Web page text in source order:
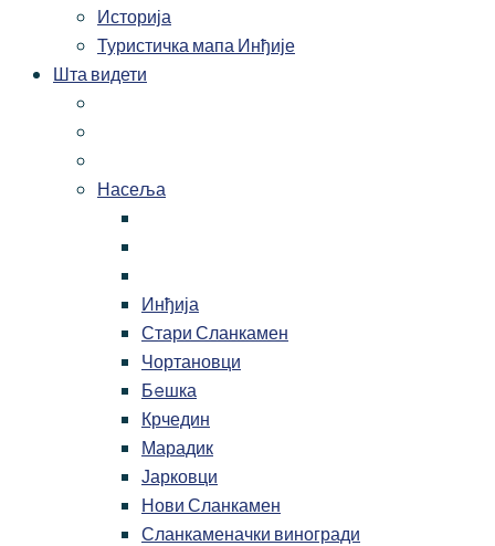
Историја
Туристичка мапа Инђије
Шта видети
Насеља
Инђија
Стари Сланкамен
Чортановци
Бeшка
Крчедин
Марадик
Јарковци
Нови Сланкамен
Сланкаменачки виногради